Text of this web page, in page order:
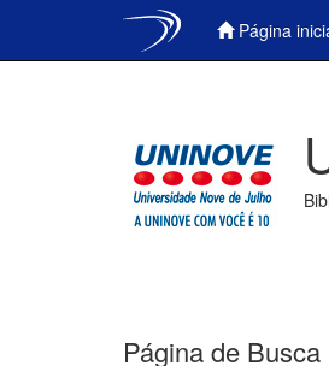
Página
Página de Busca